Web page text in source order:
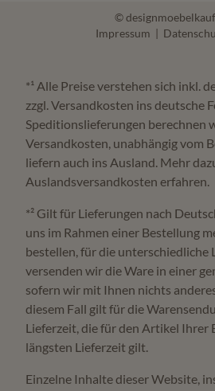
©
Impressum
*¹ Alle Preise verstehen sich inkl.
zzgl. Versandkosten ins deutsche
Speditionslieferungen berechnen
Versandkosten, unabhängig vom
liefern auch ins Ausland. Mehr
Auslandsversandkosten erfahren.
*² Gilt für Lieferungen nach
uns im Rahmen einer Bestellung
bestellen, für die unterschiedliche
versenden wir die Ware in einer
sofern wir mit Ihnen nichts
diesem Fall gilt für die
Lieferzeit, die für den Artikel Ihrer
längsten Lieferzeit gilt.
Einzelne Inhalte dieser Website,